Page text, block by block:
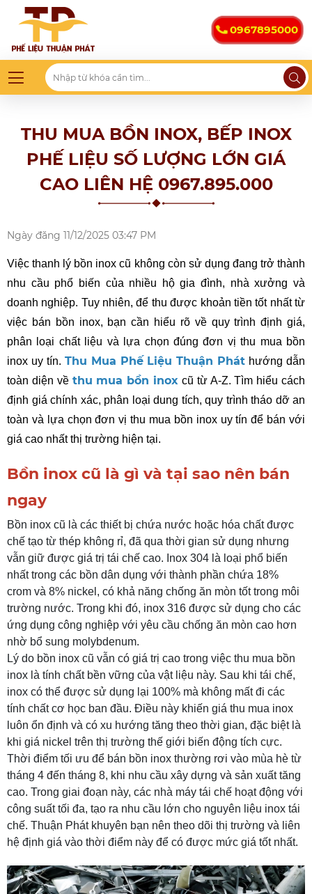
0967895000
THU MUA BỒN INOX, BẾP INOX
PHẾ LIỆU SỐ LƯỢNG LỚN GIÁ
CAO LIÊN HỆ 0967.895.000
Ngày đăng 11/12/2025 03:47 PM
Việc thanh lý bồn inox cũ không còn sử dụng đang trở thành
nhu cầu phổ biến của nhiều hộ gia đình, nhà xưởng và
doanh nghiệp. Tuy nhiên, để thu được khoản tiền tốt nhất từ
việc bán bồn inox, bạn cần hiểu rõ về quy trình định giá,
phân loại chất liệu và lựa chọn đúng đơn vị thu mua bồn
inox uy tín. Thu Mua Phế Liệu Thuận Phát hướng dẫn
toàn diện về thu mua bồn inox cũ từ A-Z. Tìm hiểu cách
định giá chính xác, phân loại dung tích, quy trình tháo dỡ an
toàn và lựa chọn đơn vị thu mua bồn inox uy tín để bán với
giá cao nhất thị trường hiện tại.
Bồn inox cũ là gì và tại sao nên bán
ngay
Bồn inox cũ là các thiết bị chứa nước hoặc hóa chất được
chế tạo từ thép không rỉ, đã qua thời gian sử dụng nhưng
vẫn giữ được giá trị tái chế cao. Inox 304 là loại phổ biến
nhất trong các bồn dân dụng với thành phần chứa 18%
crom và 8% nickel, có khả năng chống ăn mòn tốt trong môi
trường nước. Trong khi đó, inox 316 được sử dụng cho các
ứng dụng công nghiệp với yêu cầu chống ăn mòn cao hơn
nhờ bổ sung molybdenum.
Lý do bồn inox cũ vẫn có giá trị cao trong việc thu mua bồn
inox là tính chất bền vững của vật liệu này. Sau khi tái chế,
inox có thể được sử dụng lại 100% mà không mất đi các
tính chất cơ học ban đầu. Điều này khiến giá thu mua inox
luôn ổn định và có xu hướng tăng theo thời gian, đặc biệt là
khi giá nickel trên thị trường thế giới biến động tích cực.
Thời điểm tối ưu để bán bồn inox thường rơi vào mùa hè từ
tháng 4 đến tháng 8, khi nhu cầu xây dựng và sản xuất tăng
cao. Trong giai đoạn này, các nhà máy tái chế hoạt động với
công suất tối đa, tạo ra nhu cầu lớn cho nguyên liệu inox tái
chế. Thuận Phát khuyên bạn nên theo dõi thị trường và liên
hệ định giá vào thời điểm này để có được mức giá tốt nhất.